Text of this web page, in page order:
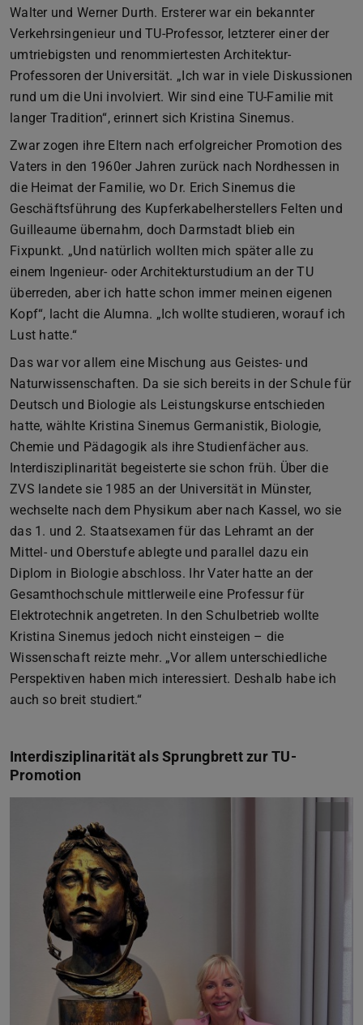
Walter und Werner Durth. Ersterer war ein bekannter
Verkehrsingenieur und TU-Professor, letzterer einer der
umtriebigsten und renommiertesten Architektur-
Professoren der Universität. „Ich war in viele Diskussionen
rund um die Uni involviert. Wir sind eine TU-Familie mit
langer Tradition“, erinnert sich Kristina Sinemus.
Zwar zogen ihre Eltern nach erfolgreicher Promotion des
Vaters in den 1960er Jahren zurück nach Nordhessen in
die Heimat der Familie, wo Dr. Erich Sinemus die
Geschäftsführung des Kupferkabelherstellers Felten und
Guilleaume übernahm, doch Darmstadt blieb ein
Fixpunkt. „Und natürlich wollten mich später alle zu
einem Ingenieur- oder Architekturstudium an der TU
überreden, aber ich hatte schon immer meinen eigenen
Kopf“, lacht die Alumna. „Ich wollte studieren, worauf ich
Lust hatte.“
Das war vor allem eine Mischung aus Geistes- und
Naturwissenschaften. Da sie sich bereits in der Schule für
Deutsch und Biologie als Leistungskurse entschieden
hatte, wählte Kristina Sinemus Germanistik, Biologie,
Chemie und Pädagogik als ihre Studienfächer aus.
Interdisziplinarität begeisterte sie schon früh. Über die
ZVS landete sie 1985 an der Universität in Münster,
wechselte nach dem Physikum aber nach Kassel, wo sie
das 1. und 2. Staatsexamen für das Lehramt an der
Mittel- und Oberstufe ablegte und parallel dazu ein
Diplom in Biologie abschloss. Ihr Vater hatte an der
Gesamthochschule mittlerweile eine Professur für
Elektrotechnik angetreten. In den Schulbetrieb wollte
Kristina Sinemus jedoch nicht einsteigen – die
Wissenschaft reizte mehr. „Vor allem unterschiedliche
Perspektiven haben mich interessiert. Deshalb habe ich
auch so breit studiert.“
Interdisziplinarität als Sprungbrett zur TU-
Promotion